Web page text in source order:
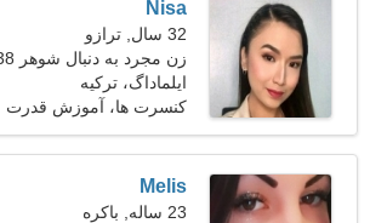
Nisa
32 سال, ترازو
40
ایلماداگ، ترکیه
کنسرت ها، آموزش قدرت
Melis
23 ساله, باکره